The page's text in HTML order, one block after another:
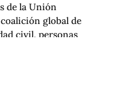
de la Unión
global de
civil, personas